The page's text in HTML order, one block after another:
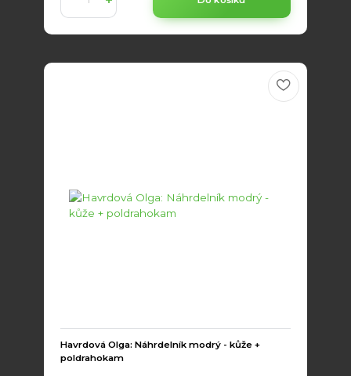
Havrdová Olga: Náhrdelník modrý - kůže +
poldrahokam